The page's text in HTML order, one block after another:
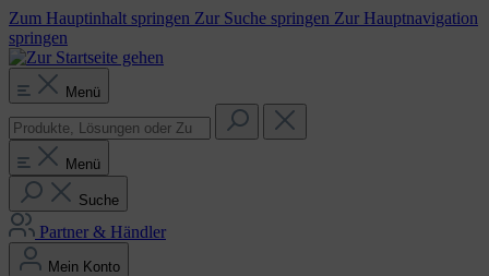
Zum Hauptinhalt springen Zur Suche springen Zur Hauptnavigation
springen
Menü
Menü
Suche
Partner & Händler
Mein Konto